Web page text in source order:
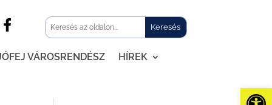
VÁROSRENDÉSZ HÍREK